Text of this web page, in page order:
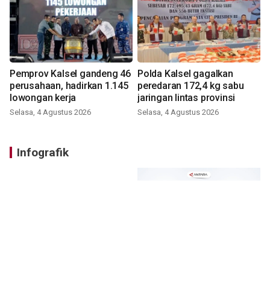
Pemprov Kalsel gandeng 46
perusahaan, hadirkan 1.145
lowongan kerja
Selasa, 4 Agustus 2026
Polda Kalsel gagalkan
peredaran 172,4 kg sabu
jaringan lintas provinsi
Selasa, 4 Agustus 2026
Infografik